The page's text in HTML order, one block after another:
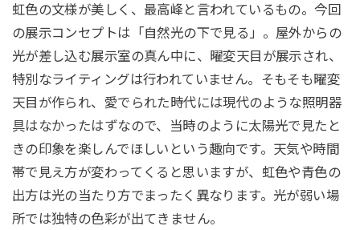
虹色の文様が美しく、最高峰と言われているもの。今回
の展示コンセプトは「自然光の下で見る」。屋外からの
光が差し込む展示室の真ん中に、曜変天目が展示され、
特別なライティングは行われていません。そもそも曜変
天目が作られ、愛でられた時代には現代のような照明器
具はなかったはずなので、当時のように太陽光で見たと
きの印象を楽しんでほしいという趣向です。天気や時間
帯で見え方が変わってくると思いますが、虹色や青色の
出方は光の当たり方でまったく異なります。光が弱い場
所では独特の色彩が出てきません。